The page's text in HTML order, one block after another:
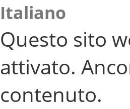
Italiano
Questo sito
attivato.
contenuto.